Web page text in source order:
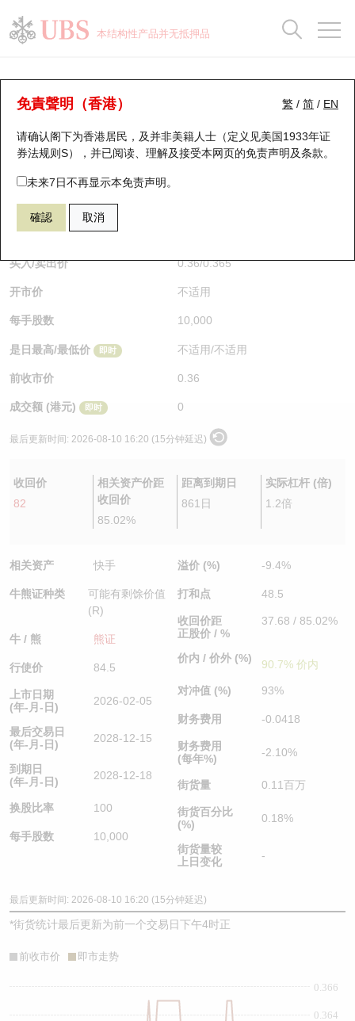
本结构性产品并无抵押品
繁 / 简 / EN
免責聲明（香港）
请确认阁下为香港居民，及并非美籍人士（定义见美国1933年证
券法规则S），并已阅读、理解及接受本网页的免责声明及条款。
未来7日不再显示本免责声明。
確認 取消
牛熊证分析仪
表现 街货统计 比较
55557 瑞银熊证 1024 快手
$0.36 即时
买入/卖出价 0.36/0.365
开市价 不适用
每手股数 10,000
是日最高/最低价 即时 不适用/不适用
前收市价 0.36
成交额 (港元) 即时 0
最后更新时间: 2026-08-10 16:20 (15分钟延迟)
收回价
82
相关资产价距
收回价
85.02%
距离到期日
861日
实际杠杆 (倍)
1.2倍
相关资产 快手
牛熊证种类
可能有剩馀价值
(R)
牛 / 熊 熊证
行使价 84.5
上市日期
(年-月-日)
2026-02-05
最后交易日
(年-月-日)
2028-12-15
到期日
(年-月-日)
2028-12-18
换股比率 100
每手股数 10,000
溢价 (%) -9.4%
打和点 48.5
收回价距
正股价 / %
37.68 / 85.02%
价内 / 价外 (%) 90.7% 价内
对冲值 (%) 93%
财务费用 -0.0418
财务费用
(每年%)
-2.10%
街货量 0.11百万
街货百分比
(%)
0.18%
街货量较
上日变化
-
最后更新时间: 2026-08-10 16:20 (15分钟延迟)
*街货统计最后更新为前一个交易日下午4时正
前收市价 即市走势
0.364
0.366
瑞银认股证一览
新发行瑞银认股证
即将到期认股证
认股证到期结算价查找
认股证分析仪
认股证速算机
认股证/牛熊证日志
认股证文件及公告
街货统计
比较
牛熊全景快搜
牛熊证搜寻
牛熊证街货分布图
正股牛熊证列表
新发行瑞银牛熊证
已收回牛熊证剩余价值
牛熊证到期结算价查找
牛熊证分析仪
牛熊证文件及公告
街货统计
比较
十大升幅/跌幅
十大认股证成交分布
十天股证占大市成交
资金流
街货统计
三十大平均引伸波幅
正股分析仪
二十大活跃股份
恒指成份股
国指成份股
科指成份股
相关资产沽空
中资ETFs溢价比较
AH 股价对照
持股比重
显示所有持股比重
每月轮证大市专题
轮证专栏
讲座及教育短片
认股证投资者教育
牛熊证投资者教育
认股证牛熊证常问问题